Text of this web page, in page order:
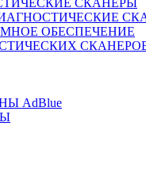
СКАНЕРЫ
ОБЕСПЕЧЕНИЕ
АdBlue